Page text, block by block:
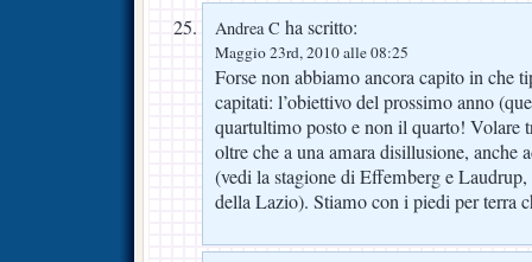
Andrea C ha scritto:
Maggio 23rd, 2010 alle 08:25
Forse non abbiamo ancora capito in che
capitati: l’obiettivo del prossimo anno
quartultimo posto e non il quarto! Volare
oltre che a una amara disillusione, anche
(vedi la stagione di Effemberg e
della Lazio). Stiamo con i piedi per terra